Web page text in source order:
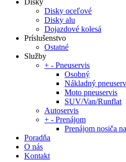
Disky
Disky oceľové
Disky alu
Dojazdové kolesá
Príslušenstvo
Ostatné
Služby
+ - Pneuservis
Osobný
Nákladný
Moto pneuservis
SUV/Van/Runflat
Autoservis
+ - Prenájom
Prenájom nosiča
Poradňa
O nás
Kontakt